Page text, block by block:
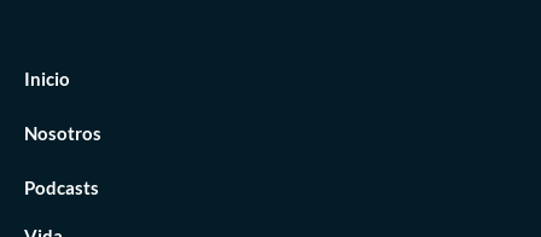
Inicio
Nosotros
Podcasts